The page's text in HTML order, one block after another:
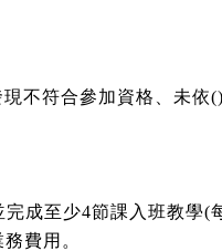
不符合參加資格、未
成至少4節課入班教學(
費用。